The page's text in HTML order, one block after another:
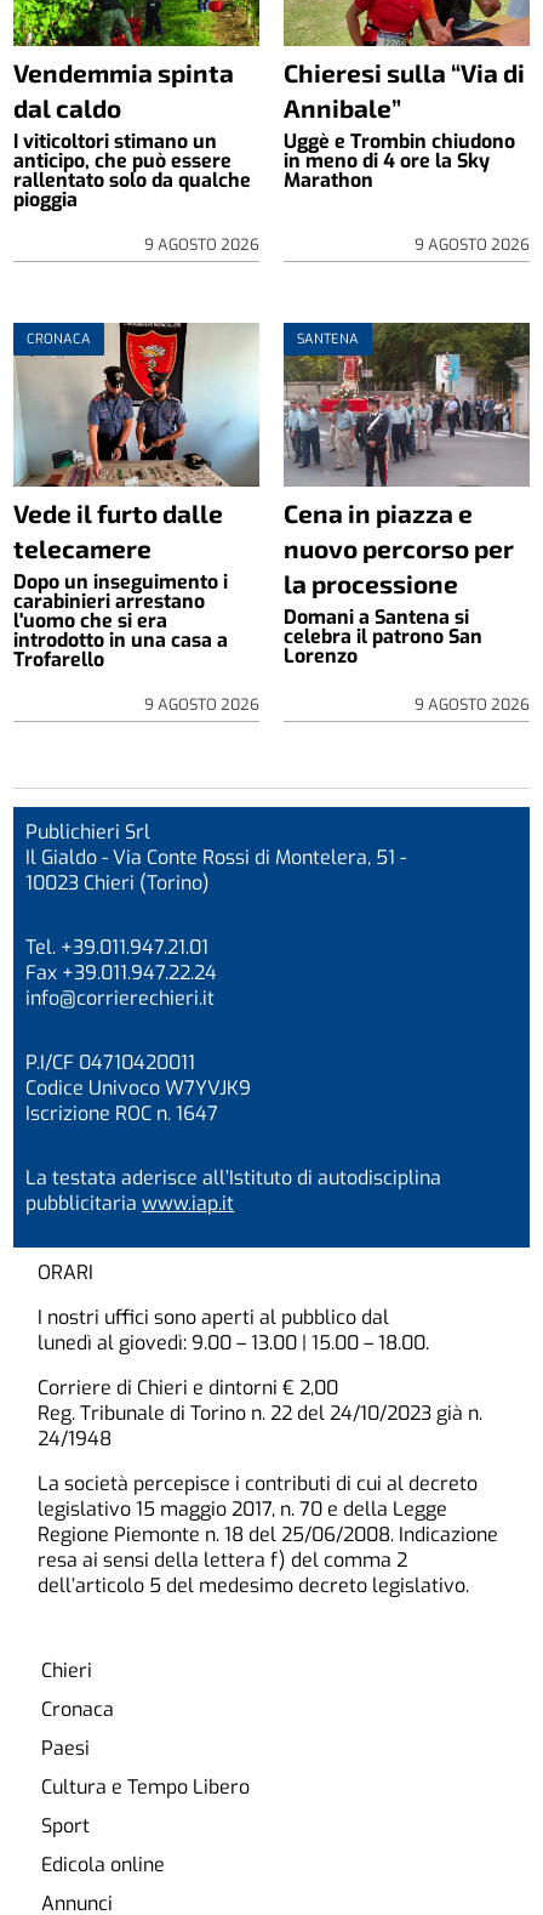
Vendemmia spinta
dal caldo
I viticoltori stimano un
anticipo, che può essere
rallentato solo da qualche
pioggia
9 AGOSTO 2026
Chieresi sulla “Via di
Annibale”
Uggè e Trombin chiudono
in meno di 4 ore la Sky
Marathon
9 AGOSTO 2026
CRONACA
Vede il furto dalle
telecamere
Dopo un inseguimento i
carabinieri arrestano
l'uomo che si era
introdotto in una casa a
Trofarello
9 AGOSTO 2026
SANTENA
Cena in piazza e
nuovo percorso per
la processione
Domani a Santena si
celebra il patrono San
Lorenzo
9 AGOSTO 2026
Publichieri Srl
Il Gialdo - Via Conte Rossi di Montelera, 51 -
10023 Chieri (Torino)
Tel. +39.011.947.21.01
Fax +39.011.947.22.24
info@corrierechieri.it
P.I/CF 04710420011
Codice Univoco W7YVJK9
Iscrizione ROC n. 1647
La testata aderisce all’Istituto di autodisciplina
pubblicitariawww.iap.it
ORARI
I nostri uffici sono aperti al pubblico dal
lunedì al giovedì: 9.00 – 13.00 | 15.00 – 18.00.
Corriere di Chieri e dintorni € 2,00
Reg. Tribunale di Torino n. 22 del 24/10/2023 già n.
24/1948
La società percepisce i contributi di cui al decreto
legislativo 15 maggio 2017, n. 70 e della Legge
Regione Piemonte n. 18 del 25/06/2008. Indicazione
resa ai sensi della lettera f) del comma 2
dell’articolo 5 del medesimo decreto legislativo.
Chieri
Cronaca
Paesi
Cultura e Tempo Libero
Sport
Edicola online
Annunci